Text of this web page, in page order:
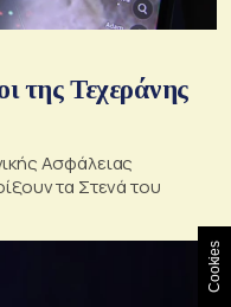
της Τεχεράνης
Ασφάλειας
τα Στενά του
Cookies